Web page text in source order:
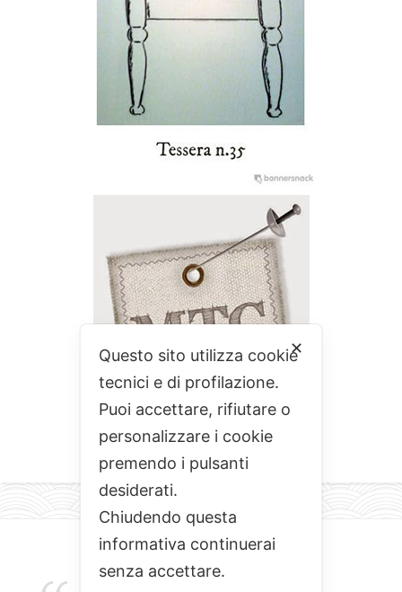
✕
Questo sito utilizza cookie
tecnici e di profilazione.
Puoi accettare, rifiutare o
personalizzare i cookie
premendo i pulsanti
desiderati.
Chiudendo questa
informativa continuerai
senza accettare.